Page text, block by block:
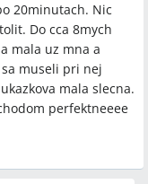
20minutach. Nic
Do cca 8mych
mala uz mna a
museli pri nej
mala slecna.
perfektneeee